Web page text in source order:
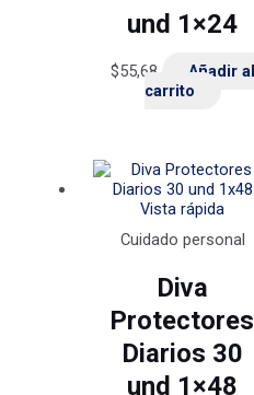
und 1×24
$55,68
Añadir al
carrito
Vista rápida
Cuidado personal
Diva
Protectores
Diarios 30
und 1×48